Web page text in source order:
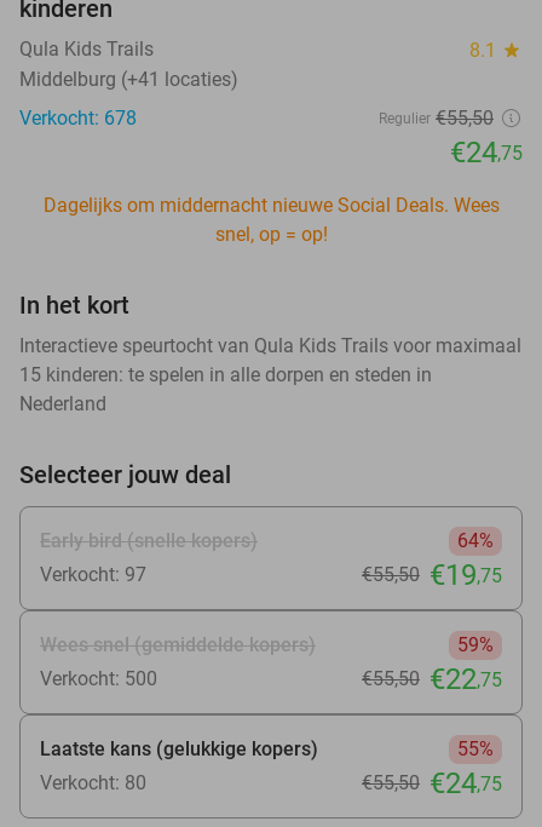
kinderen
Qula Kids Trails 8.1 star
Middelburg (+41 locaties)
Verkocht: 678
Regulier €55,50
€24,75
Dagelijks om middernacht nieuwe Social Deals. Wees
snel, op = op!
In het kort
Interactieve speurtocht van Qula Kids Trails voor maximaal
15 kinderen: te spelen in alle dorpen en steden in
Nederland
Selecteer jouw deal
Early bird (snelle kopers)
64%
Verkocht: 97
€55,50 €19,75
Wees snel (gemiddelde kopers)
59%
Verkocht: 500
€55,50 €22,75
Laatste kans (gelukkige kopers)
55%
Verkocht: 80
€55,50 €24,75